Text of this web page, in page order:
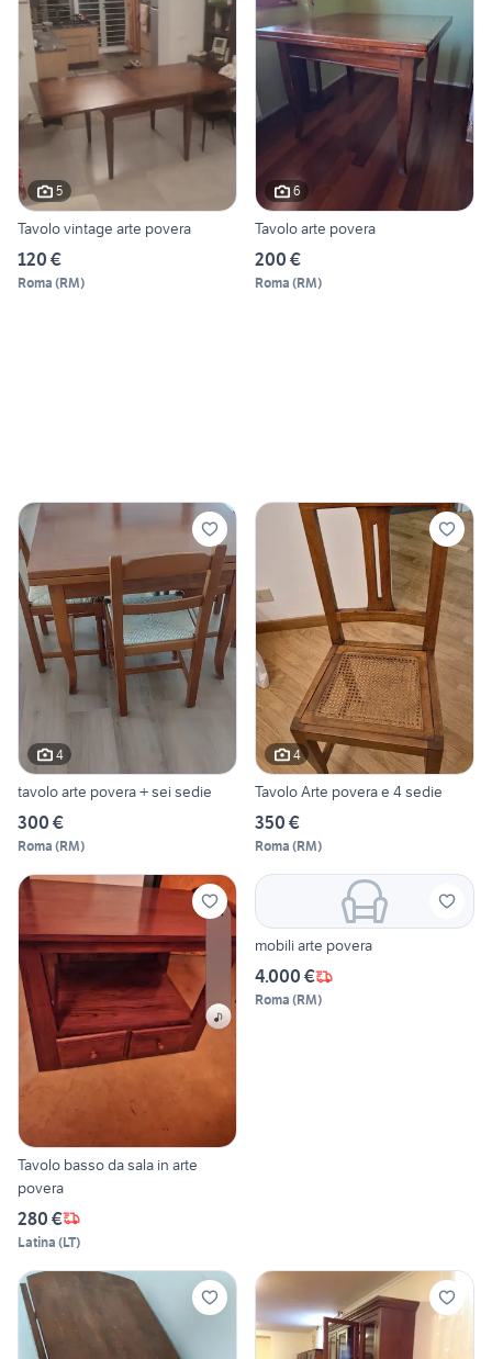
5
Tavolo vintage arte povera
120 €
Roma (RM)
6
Tavolo arte povera
200 €
Roma (RM)
4
tavolo arte povera + sei sedie
300 €
Roma (RM)
4
Tavolo Arte povera e 4 sedie
350 €
Roma (RM)
Tavolo basso da sala in arte
povera
280 €
Latina (LT)
mobili arte povera
4.000 €
Roma (RM)